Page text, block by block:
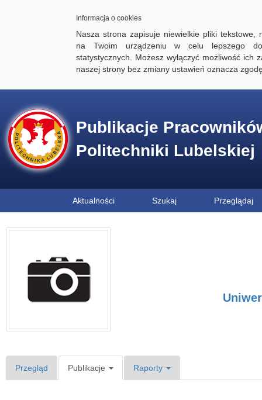
Informacja o cookies
Nasza strona zapisuje niewielkie pliki tekstowe,
na Twoim urządzeniu w celu lepszego
statystycznych. Możesz wyłączyć możliwość ich
naszej strony bez zmiany ustawień oznacza
Publikacje
Politechniki Lubelskiej
Aktualności Szukaj Przeglądaj
Przegląd Publikacje Raporty